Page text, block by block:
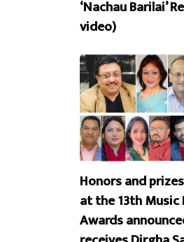
‘Nachau Barilai’
video)
Honors and
at the 13th
Awards